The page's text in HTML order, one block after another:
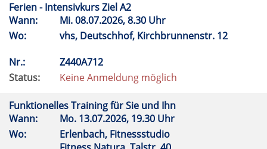
Ferien - Intensivkurs Ziel A2
Wann:
Mi.08.07.2026, 8.30 Uhr
Wo:
vhs, Deutschhof, Kirchbrunnenstr. 12
Nr.:
Z440A712
Status:
Keine Anmeldung möglich
Funktionelles Training für Sie und Ihn
Wann:
Mo. 13.07.2026, 19.30 Uhr
Wo:
Erlenbach, Fitnessstudio